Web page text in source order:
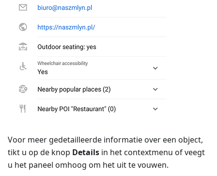
Voor meer gedetailleerde informatie over een object,
tikt u op de knop Details in het contextmenu of veegt
u het paneel omhoog om het uit te vouwen.